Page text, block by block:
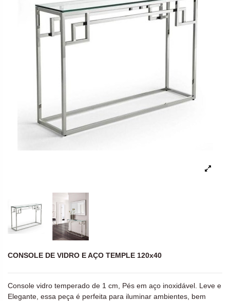
CONSOLE DE VIDRO E AÇO TEMPLE 120x40
Console vidro temperado de 1 cm, Pés em aço inoxidável. Leve e
Elegante, essa peça é perfeita para iluminar ambientes, bem